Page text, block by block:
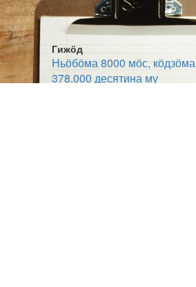
Гижӧд
Ньӧбӧма 8000 мӧс, кӧдзӧма
378.000 десятина му